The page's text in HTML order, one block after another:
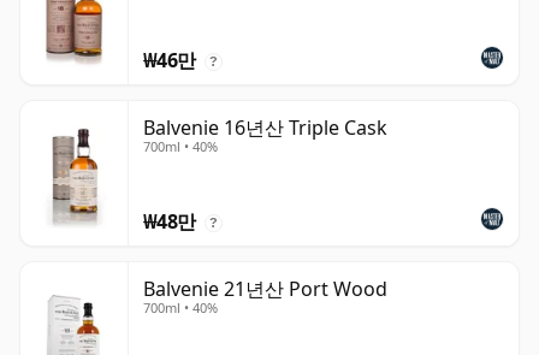
₩46만 ?
Balvenie 16년산 Triple Cask
700ml • 40%
₩48만 ?
Balvenie 21년산 Port Wood
700ml • 40%